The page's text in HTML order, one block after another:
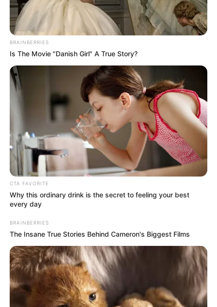
“Αντιεμβολιαστής,
ρωσόφιλος, ψεκασμένος”: το
τρίπτυχο του σύγχρονου
πολιτικού επαναστάτη.
Πίσω στον Μεσαίωνα: Η ΕΕ
χωρίς φθηνό ηλεκτρικό
ρεύμα, διολισθαίνει στη
Οι ουκρανικές αντεπιθέσεις
και η ρωσική στρατηγική
που θυμίζει το Κουρσκ- Μια...
ΛΙΓΑ ΛΟΓΙΑ ΓΙΑ ΜΕΝΑ
Email address:
BRAINBERRIES
Is The Movie "Danish Girl" A True Story?
CTA FAVORITE
Why this ordinary drink is the secret to feeling your best
every day
BRAINBERRIES
The Insane True Stories Behind Cameron's Biggest Films